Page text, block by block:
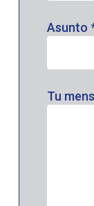
Asunto
Tu